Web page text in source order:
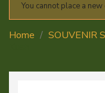
You cannot place a
Home SOUVENIR